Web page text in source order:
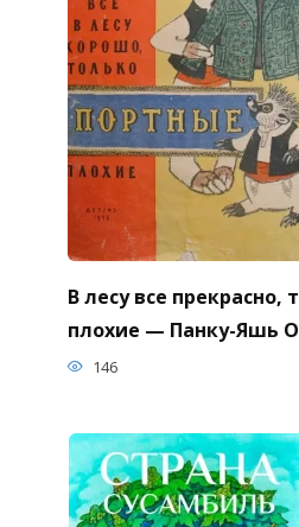
В лесу все прекрасно,
плохие — Панку-Яшь
146